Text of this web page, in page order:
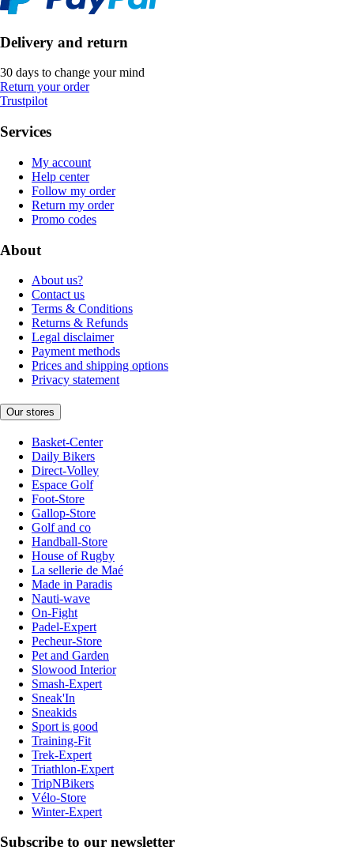
Delivery and return
30 days to change your mind
Return your order
Trustpilot
Services
My account
Help center
Follow my order
Return my order
Promo codes
About
About us?
Contact us
Terms & Conditions
Returns & Refunds
Legal disclaimer
Payment methods
Prices and shipping options
Privacy statement
Our stores
Basket-Center
Daily Bikers
Direct-Volley
Espace Golf
Foot-Store
Gallop-Store
Golf and co
Handball-Store
House of Rugby
La sellerie de Maé
Made in Paradis
Nauti-wave
On-Fight
Padel-Expert
Pecheur-Store
Pet and Garden
Slowood Interior
Smash-Expert
Sneak'In
Sneakids
Sport is good
Training-Fit
Trek-Expert
Triathlon-Expert
TripNBikers
Vélo-Store
Winter-Expert
Subscribe to our newsletter